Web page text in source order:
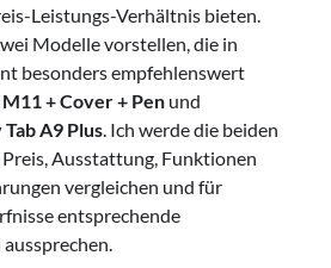
Leistungs-Verhältnis bieten.
Modelle vorstellen, die in
besonders empfehlenswert
+ Cover + Pen und
A9 Plus. Ich werde die beiden
Ausstattung, Funktionen
vergleichen und für
entsprechende